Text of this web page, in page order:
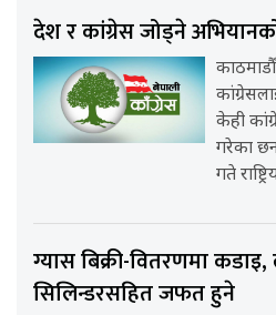
देश र कांग्रेस जोड्ने
केही
गरेका
गते
ग्यास बिक्री-वितरणमा
सिलिन्डरसहित जफत हुने